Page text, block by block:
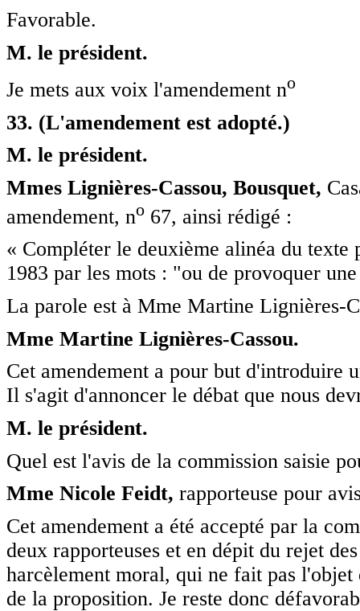
Favorable.
M. le président.
Je mets aux voix l'amendement no
33. (L'amendement est adopté.)
M. le président.
Mmes Lignières-Cassou, Bousquet,
amendement, no 67, ainsi rédigé :
« Compléter le deuxième alinéa du
1983 par les mots : "ou de provoquer
La parole est à Mme Martine Lignières-
Mme Martine Lignières-Cassou.
Cet amendement a pour but d'introduire
Il s'agit d'annoncer le débat que nous
M. le président.
Quel est l'avis de la commission saisie
Mme Nicole Feidt, rapporteuse pour
Cet amendement a été accepté par la
deux rapporteuses et en dépit du rejet
harcèlement moral, qui ne fait pas
de la proposition. Je reste donc